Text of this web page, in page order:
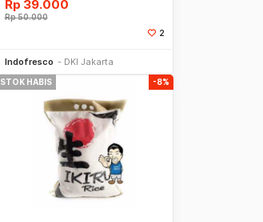
Rp 39.000
Rp50.000
2
Indofresco DKI Jakarta
STOK HABIS -8%